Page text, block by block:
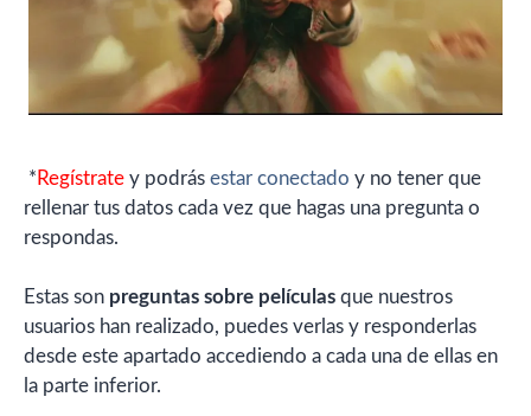
* Regístrate y podrás estar conectado y no tener que
rellenar tus datos cada vez que hagas una pregunta o
respondas.
Estas son preguntas sobre películas que nuestros
usuarios han realizado, puedes verlas y responderlas
desde este apartado accediendo a cada una de ellas en
la parte inferior.